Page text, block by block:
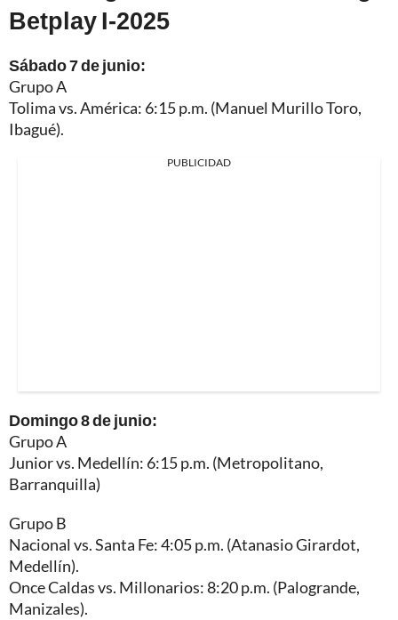
Betplay I-2025
Sábado 7 de junio:
Grupo A
Tolima vs. América: 6:15 p.m. (Manuel Murillo Toro,
Ibagué).
PUBLICIDAD
Domingo 8 de junio:
Grupo A
Junior vs. Medellín: 6:15 p.m. (Metropolitano,
Barranquilla)
Grupo B
Nacional vs. Santa Fe: 4:05 p.m. (Atanasio Girardot,
Medellín).
Once Caldas vs. Millonarios: 8:20 p.m. (Palogrande,
Manizales).